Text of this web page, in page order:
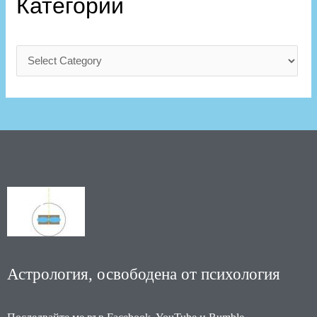
Категории
Астрология, освободена от психология